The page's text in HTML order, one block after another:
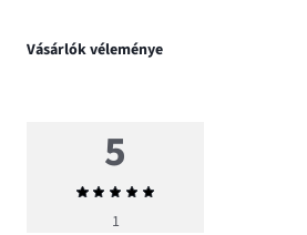
Vásárlók véleménye
5
Átlagos
értékelés
1